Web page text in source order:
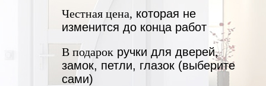
Честная цена, которая не
изменится до конца работ
В подарок ручки для дверей,
замок, петли, глазок (выберите
сами)